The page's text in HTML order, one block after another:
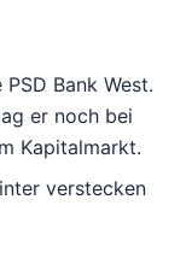
Bank West.
er noch bei
Kapitalmarkt.
verstecken